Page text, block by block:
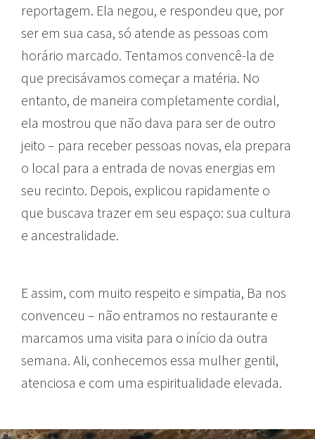
reportagem. Ela negou, e respondeu que, por
ser em sua casa, só atende as pessoas com
horário marcado. Tentamos convencê-la de
que precisávamos começar a matéria. No
entanto, de maneira completamente cordial,
ela mostrou que não dava para ser de outro
jeito – para receber pessoas novas, ela prepara
o local para a entrada de novas energias em
seu recinto. Depois, explicou rapidamente o
que buscava trazer em seu espaço: sua cultura
e ancestralidade.
E assim, com muito respeito e simpatia, Ba nos
convenceu – não entramos no restaurante e
marcamos uma visita para o início da outra
semana. Ali, conhecemos essa mulher gentil,
atenciosa e com uma espiritualidade elevada.